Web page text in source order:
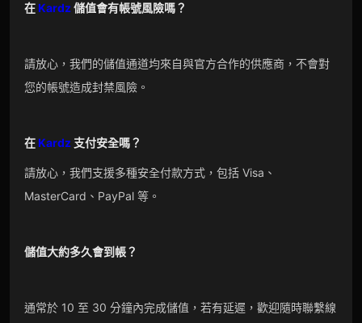
在Kardz儲值會有帳號風險嗎？
請放心，我們的儲值通道均來自與官方合作的供應商，不會對
您的帳號造成封禁風險。
在Kardz支付安全嗎？
請放心，我們支援多種安全付款方式，包括 Visa、
MasterCard、PayPal 等。
儲值大約多久會到帳？
通常於 10 至 30 分鐘內完成儲值，若有延遲，歡迎隨時聯繫線